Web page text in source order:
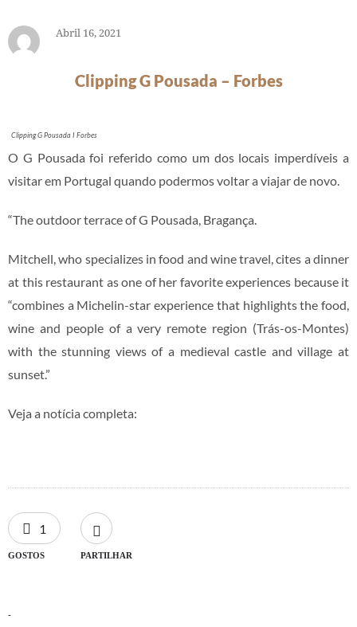
Abril 16, 2021
Clipping G Pousada – Forbes
Clipping G Pousada I Forbes
O G Pousada foi referido como um dos locais imperdíveis a
visitar em Portugal quando podermos voltar a viajar de novo.
“The outdoor terrace of G Pousada, Bragança.
Mitchell, who specializes in food and wine travel, cites a dinner
at this restaurant as one of her favorite experiences because it
“combines a Michelin-star experience that highlights the food,
wine and people of a very remote region (Trás-os-Montes)
with the stunning views of a medieval castle and village at
sunset.”
Veja a notícia completa:
1
GOSTOS PARTILHAR
-